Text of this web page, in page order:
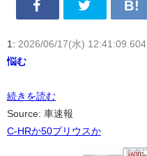
1: 2026/06/17(水) 12:41:09.604
悩む
続きを読む
Source: 車速報
C-HRか50プリウスか